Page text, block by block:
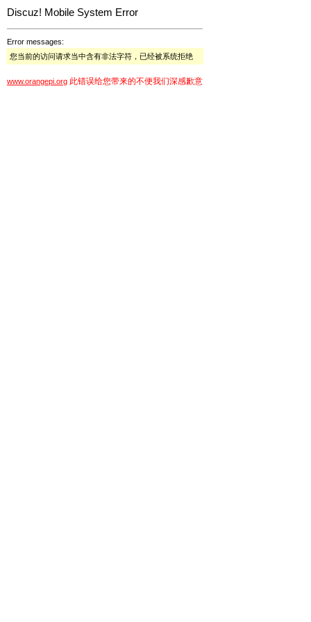
Discuz! Mobile System Error
Error messages:
您当前的访问请求当中含有非法字符，已经被系统拒绝
www.orangepi.org 此错误给您带来的不便我们深感歉意